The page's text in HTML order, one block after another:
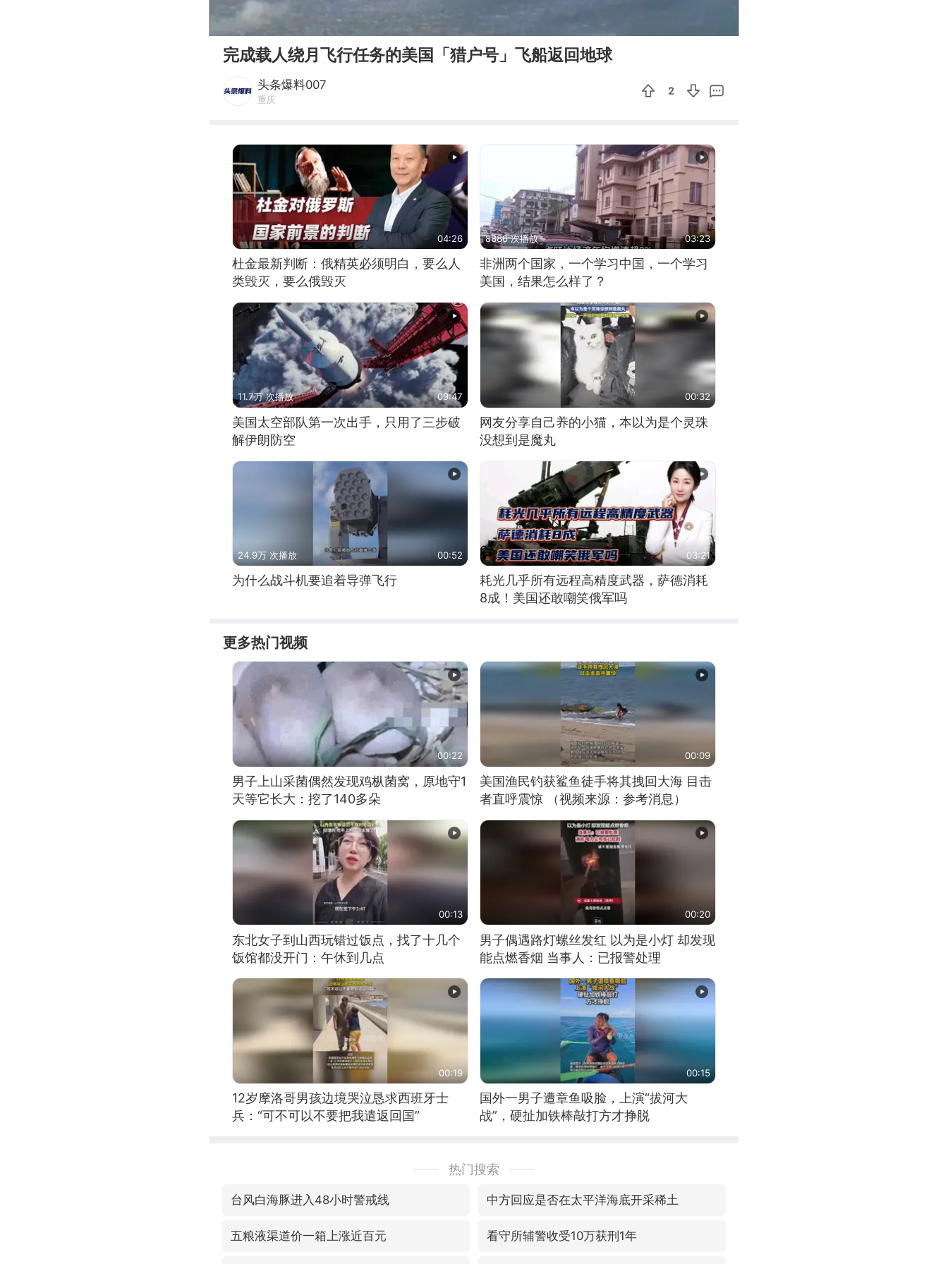
完成载人绕月飞行任务的美国「猎户号」飞船返回地球
头条爆料007
重庆
2
04:26
杜金最新判断：俄精英必须明白，要么人
类毁灭，要么俄毁灭
8886 次播放 03:23
非洲两个国家，一个学习中国，一个学习
美国，结果怎么样了？
11.7万 次播放 09:47
美国太空部队第一次出手，只用了三步破
解伊朗防空
00:32
网友分享自己养的小猫，本以为是个灵珠
没想到是魔丸
24.9万 次播放 00:52
为什么战斗机要追着导弹飞行
03:21
耗光几乎所有远程高精度武器，萨德消耗
8成！美国还敢嘲笑俄军吗
更多热门视频
00:22
男子上山采菌偶然发现鸡枞菌窝，原地守1
天等它长大：挖了140多朵
00:09
美国渔民钓获鲨鱼徒手将其拽回大海 目击
者直呼震惊 （视频来源：参考消息）
00:13
东北女子到山西玩错过饭点，找了十几个
饭馆都没开门：午休到几点
00:20
男子偶遇路灯螺丝发红 以为是小灯 却发现
能点燃香烟 当事人：已报警处理
00:19
12岁摩洛哥男孩边境哭泣恳求西班牙士
兵：“可不可以不要把我遣返回国”
00:15
国外一男子遭章鱼吸脸，上演“拔河大
战”，硬扯加铁棒敲打方才挣脱
热门搜索
台风白海豚进入48小时警戒线 中方回应是否在太平洋海底开采稀土
五粮液渠道价一箱上涨近百元 看守所辅警收受10万获刑1年